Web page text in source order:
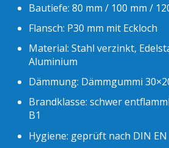
Bautiefe: 80 mm / 100 mm /
Flansch: P30 mm mit Eckloch
Material: Stahl verzinkt,
Aluminium
Dämmung: Dämmgummi
Brandklasse: schwer
B1
Hygiene: geprüft nach DIN EN